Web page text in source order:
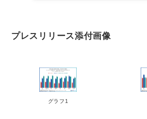
プレスリリース添付画像
グラフ1